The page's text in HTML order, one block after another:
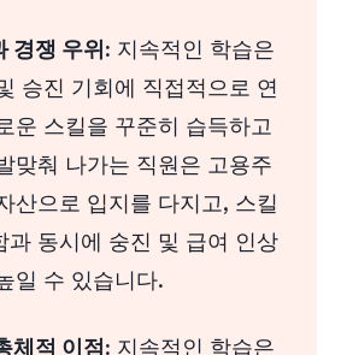
중요한 지속적인 학습
경쟁 우위: 지속적인 학습은
승진 기회에 직접적으로 연
운 스킬을 꾸준히 습득하고
맞춰 나가는 직원은 고용주
산으로 입지를 다지고, 스킬
과 동시에 숭진 및 급여 인상
일 수 있습니다.
체적 이점: 지속적인 학습은